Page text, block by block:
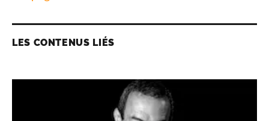
LES CONTENUS LIÉS